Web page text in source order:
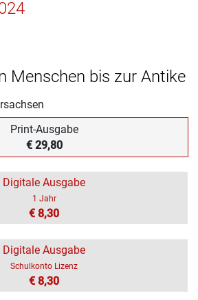
Menschen bis zur Antike
Print-Ausgabe
€ 29,80
Digitale Ausgabe
1 Jahr
€ 8,30
Digitale Ausgabe
Schulkonto Lizenz
€ 8,30